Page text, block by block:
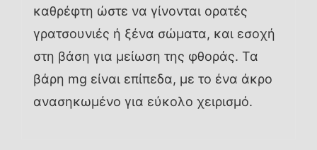
καθρέφτη ώστε να γίνονται ορατές
γρατσουνιές ή ξένα σώματα, και εσοχή
στη βάση για μείωση της φθοράς. Τα
βάρη mg είναι επίπεδα, με το ένα άκρο
ανασηκωμένο για εύκολο χειρισμό.